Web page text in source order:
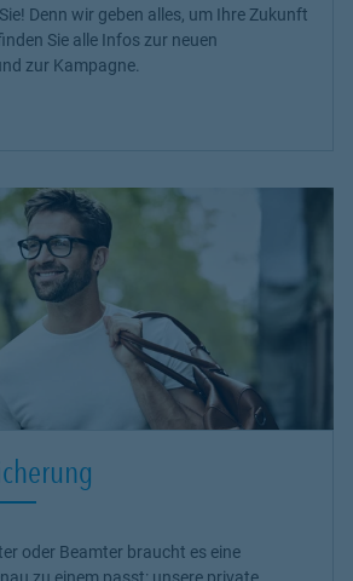
Denn wir geben alles, um Ihre Zukunft
Sie alle Infos zur neuen
zur Kampagne.
Opens in New Tab
oder Beamter braucht es eine
zu einem passt: unsere private